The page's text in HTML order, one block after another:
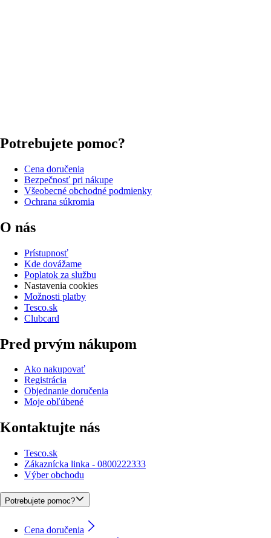
Potrebujete pomoc?
Cena doručenia
Bezpečnosť pri nákupe
Všeobecné obchodné podmienky
Ochrana súkromia
O nás
Prístupnosť
Kde dovážame
Poplatok za službu
Nastavenia cookies
Možnosti platby
Tesco.sk
Clubcard
Pred prvým nákupom
Ako nakupovať
Registrácia
Objednanie doručenia
Moje obľúbené
Kontaktujte nás
Tesco.sk
Zákaznícka linka - 0800222333
Výber obchodu
Potrebujete pomoc?
Cena doručenia